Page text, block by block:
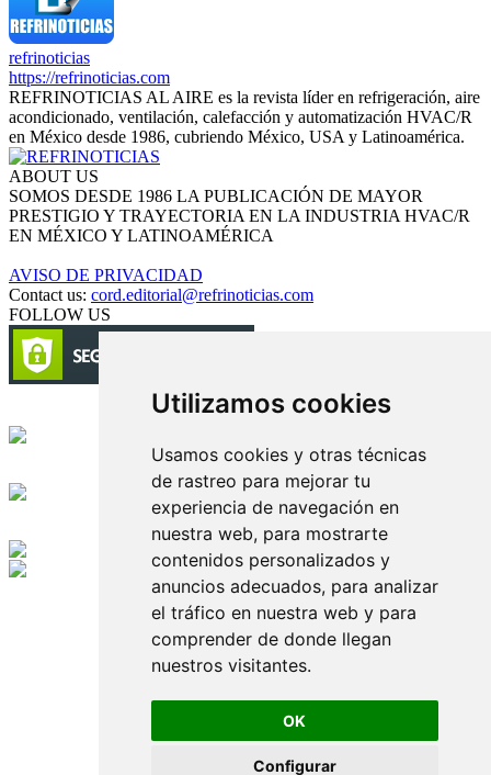
Utilizamos cookies
Usamos cookies y otras técnicas
de rastreo para mejorar tu
experiencia de navegación en
nuestra web, para mostrarte
contenidos personalizados y
anuncios adecuados, para analizar
el tráfico en nuestra web y para
comprender de donde llegan
nuestros visitantes.
OK
Configurar
refrinoticias
https://refrinoticias.com
REFRINOTICIAS AL AIRE es la revista líder en refrigeración, aire
acondicionado, ventilación, calefacción y automatización HVAC/R
en México desde 1986, cubriendo México, USA y Latinoamérica.
ABOUT US
SOMOS DESDE 1986 LA PUBLICACIÓN DE MAYOR
PRESTIGIO Y TRAYECTORIA EN LA INDUSTRIA HVAC/R
EN MÉXICO Y LATINOAMÉRICA
AVISO DE PRIVACIDAD
Contact us: cord.editorial@refrinoticias.com
FOLLOW US
Circulación certificada
Edición digital con tecnología
Playa Revolcadero 222 Col. Reforma Iztaccihuatl Norte C.P. 08810
CIUDAD DE MEXICO
Conmutador CIUDAD DE MEXICO (+52) 555 740 4476, 555 740
© 2000-2026 BURO DE MERCADOTECNIA DEL CENTRO,
Todos los nombres, marcas, logotipos, productos e imagenes
mencionados son propiedad de sus respectivos dueños
Prohibida la reproducción total o parcial de los contenidos aqui
publicados incluyendo cualquier medio electrónico o magnético